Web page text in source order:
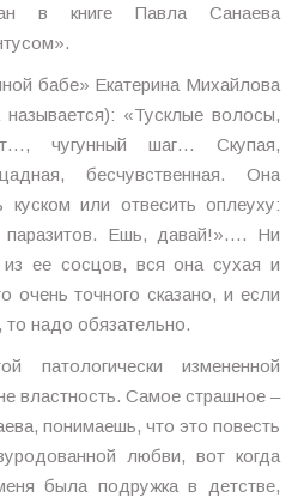
в книге Павла Санаева
бабе» Екатерина Михайлова
«Тусклые волосы,
чугунный шаг… Скупая,
бесчувственная. Она
куском или отвесить оплеуху:
Ешь, давай!»…. Ни
ее сосцов, вся она сухая и
точного сказано, и если
то надо обязательно.
патологически измененной
властность. Самое страшное –
понимаешь, что это повесть
любви, вот когда
была подружка в детстве,